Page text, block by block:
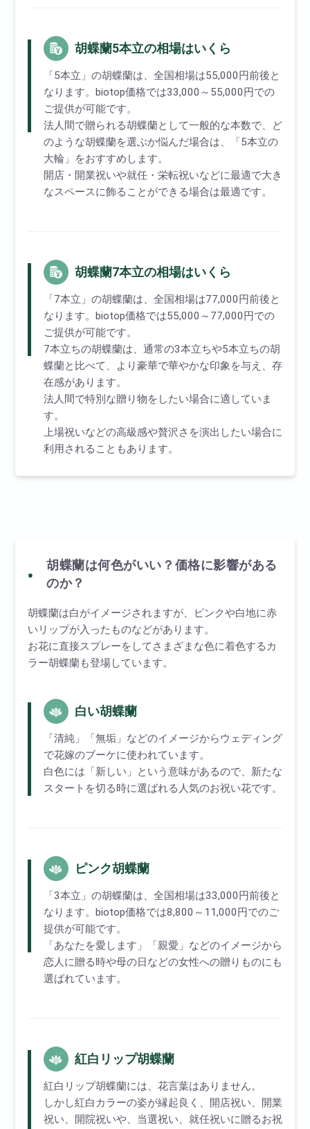
胡蝶蘭5本立の相場はいくら
「5本立」の胡蝶蘭は、全国相場は55,000円前後と
なります。biotop価格では33,000～55,000円での
ご提供が可能です。
法人間で贈られる胡蝶蘭として一般的な本数で、ど
のような胡蝶蘭を選ぶか悩んだ場合は、「5本立の
大輪」をおすすめします。
開店・開業祝いや就任・栄転祝いなどに最適で大き
なスペースに飾ることができる場合は最適です。
胡蝶蘭7本立の相場はいくら
「7本立」の胡蝶蘭は、全国相場は77,000円前後と
なります。biotop価格では55,000～77,000円での
ご提供が可能です。
7本立ちの胡蝶蘭は、通常の3本立ちや5本立ちの胡
蝶蘭と比べて、より豪華で華やかな印象を与え、存
在感があります。
法人間で特別な贈り物をしたい場合に適していま
す。
上場祝いなどの高級感や贅沢さを演出したい場合に
利用されることもあります。
胡蝶蘭は何色がいい？価格に影響がある
のか？
胡蝶蘭は白がイメージされますが、ピンクや白地に赤
いリップが入ったものなどがあります。
お花に直接スプレーをしてさまざまな色に着色するカ
ラー胡蝶蘭も登場しています。
白い胡蝶蘭
「清純」「無垢」などのイメージからウェディング
で花嫁のブーケに使われています。
白色には「新しい」という意味があるので、新たな
スタートを切る時に選ばれる人気のお祝い花です。
ピンク胡蝶蘭
「3本立」の胡蝶蘭は、全国相場は33,000円前後と
なります。biotop価格では8,800～11,000円でのご
提供が可能です。
「あなたを愛します」「親愛」などのイメージから
恋人に贈る時や母の日などの女性への贈りものにも
選ばれています。
紅白リップ胡蝶蘭
紅白リップ胡蝶蘭には、花言葉はありません。
しかし紅白カラーの姿が縁起良く、開店祝い、開業
祝い、開院祝いや、当選祝い、就任祝いに贈るお祝